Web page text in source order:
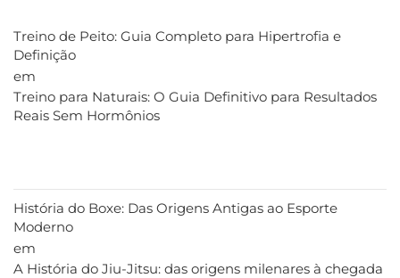
Treino de Peito: Guia Completo para Hipertrofia e
Definição
em
Treino para Naturais: O Guia Definitivo para Resultados
Reais Sem Hormônios
História do Boxe: Das Origens Antigas ao Esporte
Moderno
em
A História do Jiu-Jitsu: das origens milenares à chegada